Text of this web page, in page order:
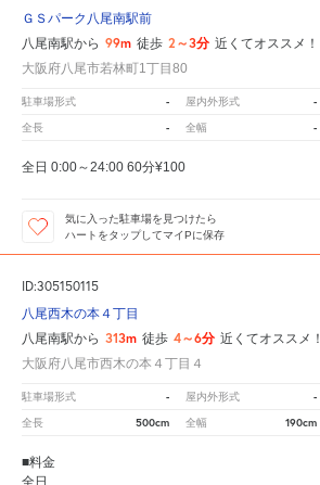
ＧＳパーク八尾南駅前
八尾南駅から 99m 徒歩 2～3分 近くてオススメ！
大阪府八尾市若林町1丁目80
駐車場形式 - 屋内外形式 -
全長 - 全幅 -
全日 0:00～24:00 60分¥100
気に入った駐車場を見つけたら
ハートをタップしてマイPに保存
ID:305150115
八尾西木の本４丁目
八尾南駅から 313m 徒歩 4～6分 近くてオススメ！
大阪府八尾市西木の本４丁目４
駐車場形式 - 屋内外形式 -
全長 500cm 全幅 190cm
■料金
全日